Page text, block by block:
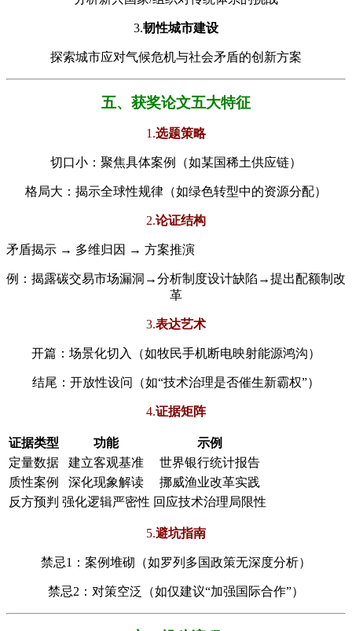
3.​韧性城市建设​
探索城市应对气候危机与社会矛盾的创新方案
​​五、获奖论文五大特征​
1.​选题策略​
切口小：聚焦具体案例（如某国稀土供应链）
格局大：揭示全球性规律（如绿色转型中的资源分配）
2.​论证结构​
矛盾揭示 → 多维归因 → 方案推演
例：揭露碳交易市场漏洞→分析制度设计缺陷→提出配额制改
革
3.​表达艺术​
开篇：场景化切入（如牧民手机断电映射能源鸿沟）
结尾：开放性设问（如“技术治理是否催生新霸权”）
4.​证据矩阵​
证据类型 功能
示例
定量数据
建立客观基准
世界银行统计报告
质性案例
深化现象解读
挪威渔业改革实践
反方预判 强化逻辑严密性 回应技术治理局限性
5.​避坑指南​
禁忌1：案例堆砌（如罗列多国政策无深度分析）
禁忌2：对策空泛（如仅建议“加强国际合作”）